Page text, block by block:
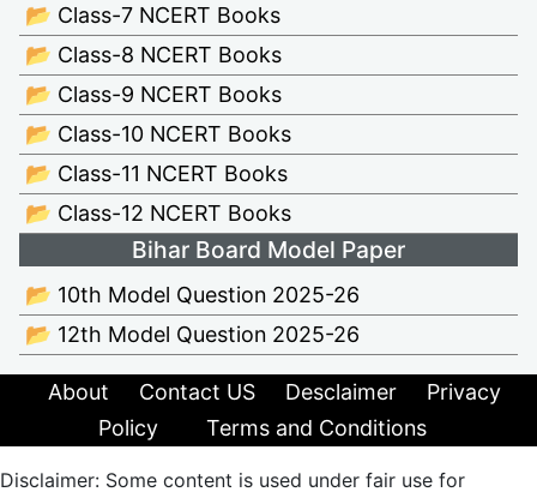
📂 Class-7 NCERT Books
📂 Class-8 NCERT Books
📂 Class-9 NCERT Books
📂 Class-10 NCERT Books
📂 Class-11 NCERT Books
📂 Class-12 NCERT Books
Bihar Board Model Paper
📂 10th Model Question 2025-26
📂 12th Model Question 2025-26
About Contact US Desclaimer
Privacy
Policy
Terms and Conditions
Disclaimer: Some content is used under fair use for